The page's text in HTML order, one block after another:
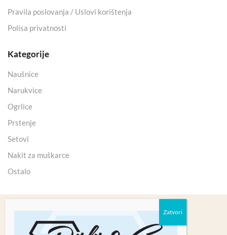
Pravila poslovanja / Uslovi korištenja
Polisa privatnosti
Kategorije
Naušnice
Narukvice
Ogrlice
Prstenje
Setovi
Nakit za muškarce
Ostalo
Copyright 2025 © Kristali Minerali d.o.o